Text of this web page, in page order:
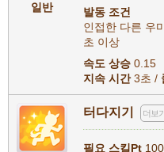
일반
발동 조건
인접한 다른 우
초 이상
속도 상승 0.15
지속 시간3초 /
터다지기 더보
필요 스킬Pt 100